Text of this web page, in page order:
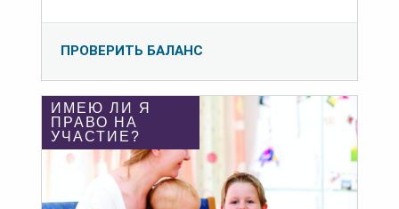
ПРОВЕРИТЬ БАЛАНС
ИМЕЮ ЛИ Я
ПРАВО НА
УЧАСТИЕ?